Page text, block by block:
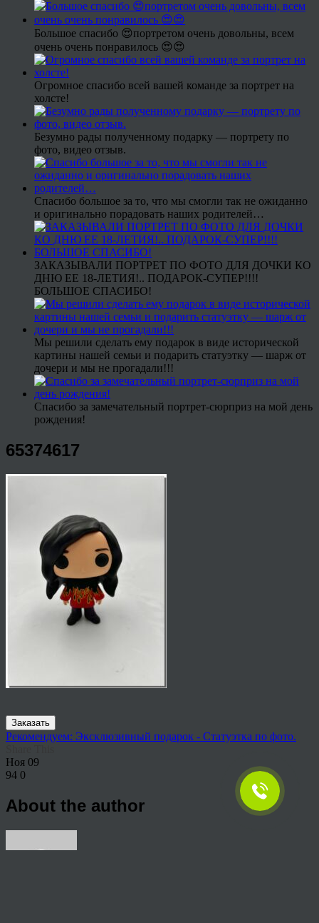
Большое спасибо 😍портретом очень довольны, всем
очень очень понравилось 😍😍
Огромное спасибо всей вашей команде за портрет на
холсте!
Безумно рады полученному подарку — портрету по
фото, видео отзыв.
Спасибо большое за то, что мы смогли так не ожиданно
и оригинально порадовать наших родителей…
ЗАКАЗЫВАЛИ ПОРТРЕТ ПО ФОТО ДЛЯ ДОЧКИ КО
ДНЮ ЕЕ 18-ЛЕТИЯ!.. ПОДАРОК-СУПЕР!!!!
БОЛЬШОЕ СПАСИБО!
Мы решили сделать ему подарок в виде исторической
картины нашей семьи и подарить статуэтку — шарж от
дочери и мы не прогадали!!!
Спасибо за замечательный портрет-сюрприз на мой день
рождения!
65374617
Заказать
Рекомендуем: Эксклюзивный подарок - Статуэтка по фото.
Ноя 09
94 0
About the author